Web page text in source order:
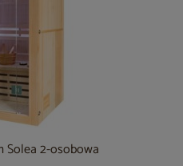
Solea 2-osobowa